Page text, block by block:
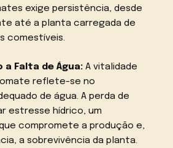
exige persistência, desde
até a planta carregada de
comestíveis.
Falta de Água: A vitalidade
reflete-se no
de água. A perda de
estresse hídrico, um
compromete a produção e,
a sobrevivência da planta.